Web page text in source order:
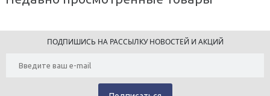
ПОДПИШИСЬ НА РАССЫЛКУ НОВОСТЕЙ И АКЦИЙ